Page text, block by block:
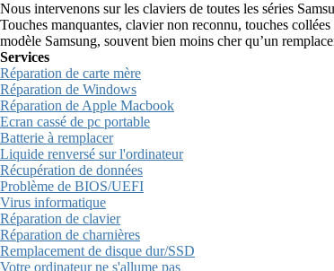
Nous intervenons sur les claviers de toutes les séries
Touches manquantes, clavier non reconnu, touches
modèle Samsung, souvent bien moins cher qu’un
Services
Réparation de carte mère
Réparation de Windows
Réparation de Apple Macbook
Ecran cassé de pc portable
Batterie à remplacer
Liquide renversé sur l'ordinateur
Récupération de données
Problème de BIOS/UEFI
Virus informatique
Réparation de clavier
Réparation de charnières
Remplacement de disque dur/SSD
Votre ordinateur ne s'allume pas